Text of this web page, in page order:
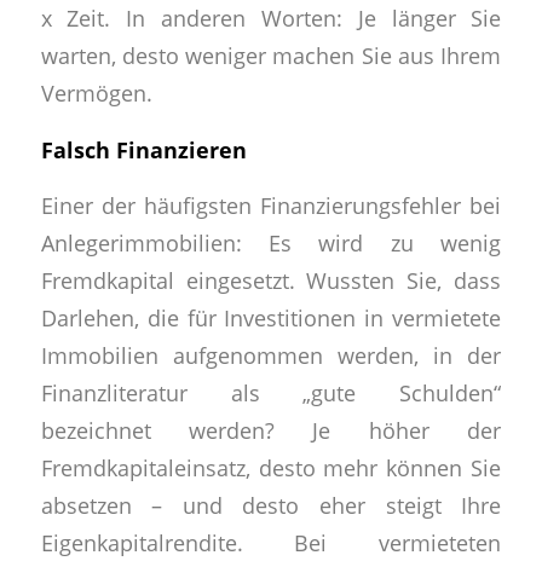
x Zeit. In anderen Worten: Je länger Sie
warten, desto weniger machen Sie aus Ihrem
Vermögen.
Falsch Finanzieren
Einer der häufigsten Finanzierungsfehler bei
Anlegerimmobilien: Es wird zu wenig
Fremdkapital eingesetzt. Wussten Sie, dass
Darlehen, die für Investitionen in vermietete
Immobilien aufgenommen werden, in der
Finanzliteratur als „gute Schulden“
bezeichnet werden? Je höher der
Fremdkapitaleinsatz, desto mehr können Sie
absetzen – und desto eher steigt Ihre
Eigenkapitalrendite. Bei vermieteten